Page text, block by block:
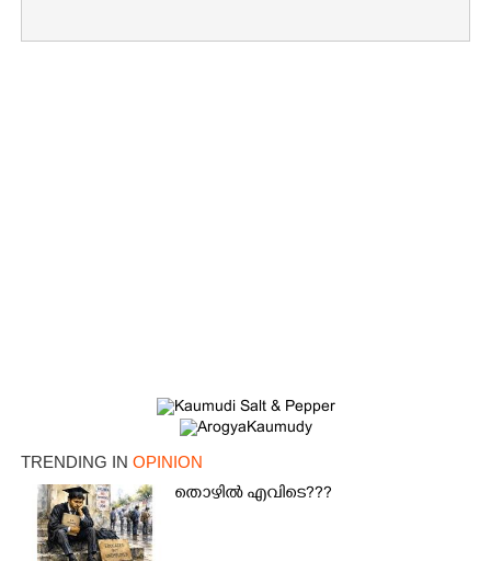
TRENDING IN OPINION
തൊഴിൽ എവിടെ???